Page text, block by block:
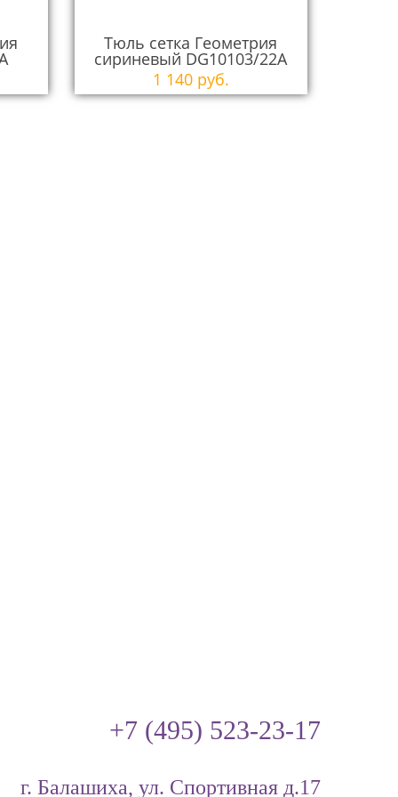
Тюль сетка Геометрия
сириневый DG10103/22А
1 140 руб.
+7 (495) 523-23-17
г. Балашиха, ул. Спортивная д.17